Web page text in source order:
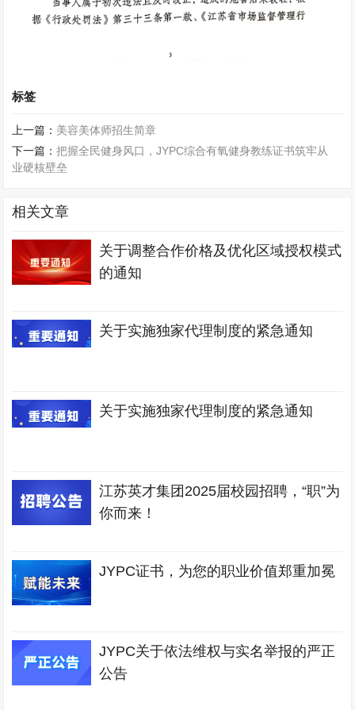
标签
上一篇： 美容美体师招生简章
下一篇：把握全民健身风口，JYPC综合有氧健身教练证书筑牢从
业硬核壁垒
相关文章
关于调整合作价格及优化区域授权模式
的通知
关于实施独家代理制度的紧急通知
关于实施独家代理制度的紧急通知
江苏英才集团2025届校园招聘，“职”为
你而来！
JYPC证书，为您的职业价值郑重加冕
JYPC关于依法维权与实名举报的严正
公告